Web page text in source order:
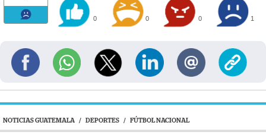
0 0 0 1
NOTICIAS GUATEMALA / DEPORTES / FÚTBOL NACIONAL